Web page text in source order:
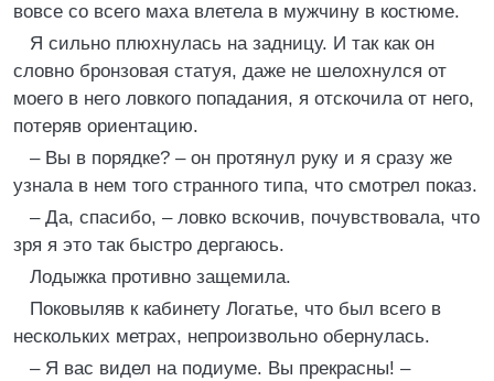
вовсе со всего маха влетела в мужчину в костюме.
Я сильно плюхнулась на задницу. И так как он
словно бронзовая статуя, даже не шелохнулся от
моего в него ловкого попадания, я отскочила от него,
потеряв ориентацию.
– Вы в порядке? – он протянул руку и я сразу же
узнала в нем того странного типа, что смотрел показ.
– Да, спасибо, – ловко вскочив, почувствовала, что
зря я это так быстро дергаюсь.
Лодыжка противно защемила.
Поковыляв к кабинету Логатье, что был всего в
нескольких метрах, непроизвольно обернулась.
– Я вас видел на подиуме. Вы прекрасны! –